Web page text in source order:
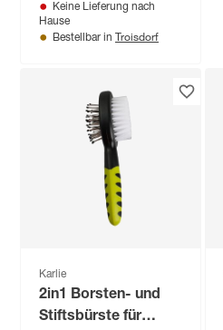
Keine Lieferung nach
Hause
Bestellbar in Troisdorf
Karlie
2in1 Borsten- und
Stiftsbürste für